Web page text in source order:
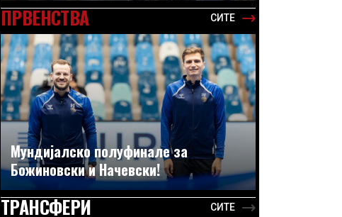
ПРВЕНСТВА СИТЕ
Мундијалско полуфинале за
Божиновски и Начевски!
ТРАНСФЕРИ СИТЕ